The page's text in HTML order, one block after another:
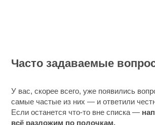
Часто задаваемые
У вас, скорее всего, уже появились
самые частые из них — и ответили
Если останется что-то вне списка —
всё разложим по полочкам.